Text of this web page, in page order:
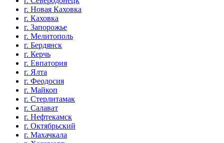
г. Новая Каховка
г. Каховка
г. Запорожье
г. Мелитополь
г. Бердянск
г. Керчь
г. Евпатория
г. Ялта
г. Феодосия
г. Майкоп
г. Стерлитамак
г. Салават
г. Нефтекамск
г. Октябрьский
г. Махачкала